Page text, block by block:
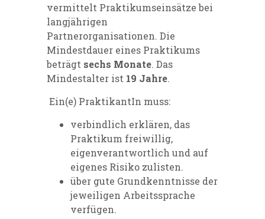
vermittelt Praktikumseinsätze bei
langjährigen
Partnerorganisationen. Die
Mindestdauer eines Praktikums
beträgt sechs Monate. Das
Mindestalter ist 19 Jahre.
Ein(e) PraktikantIn muss:
verbindlich erklären, das
Praktikum freiwillig,
eigenverantwortlich und auf
eigenes Risiko zulisten.
über gute Grundkenntnisse der
jeweiligen Arbeitssprache
verfügen.